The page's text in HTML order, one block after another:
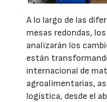
A lo largo de las
mesas redondas,
analizarán los
están
internacional de
agroalimentarias,
logística, desde el